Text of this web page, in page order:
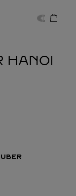
HANOI